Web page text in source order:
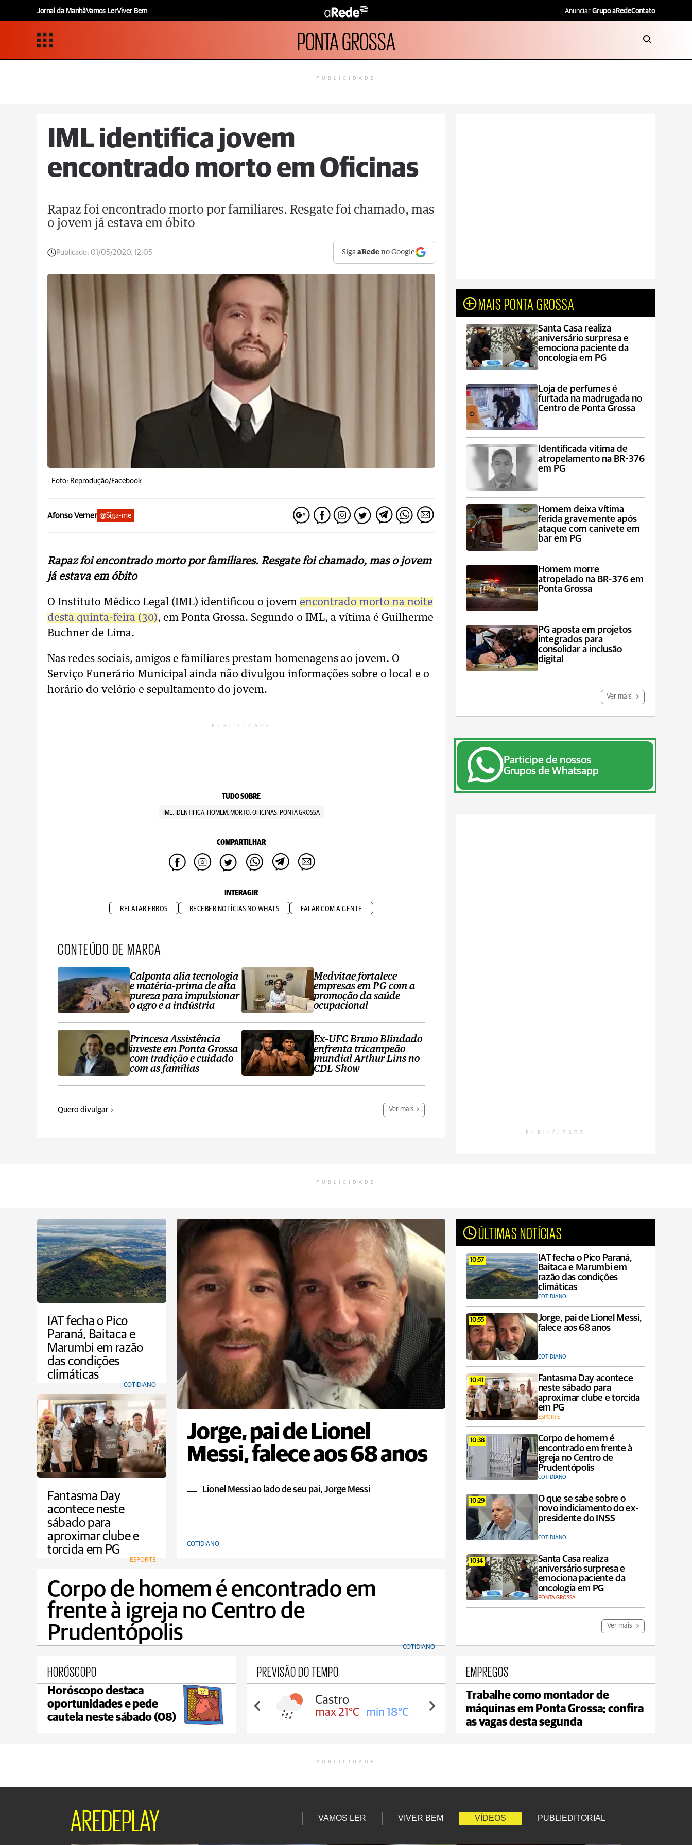
Jornal da ManhãVamos LerViver Bem Anunciar Grupo aRedeContato
PONTA GROSSA
PUBLICIDADE
IML identifica jovem
encontrado morto em Oficinas
Rapaz foi encontrado morto por familiares. Resgate foi chamado, mas
o jovem já estava em óbito
Publicado: 01/05/2020, 12:05 SigaaRede no Google
- Foto: Reprodução/Facebook
Afonso Verner @Siga-me
Rapaz foi encontrado morto por familiares. Resgate foi chamado, mas o jovem
já estava em óbito
O Instituto Médico Legal (IML) identificou o jovem encontrado morto na noite
desta quinta-feira (30), em Ponta Grossa. Segundo o IML, a vítima é Guilherme
Buchner de Lima.
Nas redes sociais, amigos e familiares prestam homenagens ao jovem. O
Serviço Funerário Municipal ainda não divulgou informações sobre o local e o
horário do velório e sepultamento do jovem.
PUBLICIDADE
TUDO SOBRE
IML, IDENTIFICA, HOMEM, MORTO, OFICINAS, PONTA GROSSA
COMPARTILHAR
INTERAGIR
RELATAR ERROS RECEBER NOTÍCIAS NO WHATS FALAR COM A GENTE
CONTEÚDO DE MARCA
Calponta alia tecnologia
e matéria-prima de alta
pureza para impulsionar
o agro e a indústria
Princesa Assistência
investe em Ponta Grossa
com tradição e cuidado
com as famílias
Medvitae fortalece
empresas em PG com a
promoção da saúde
ocupacional
Ex-UFC Bruno Blindado
enfrenta tricampeão
mundial Arthur Lins no
CDL Show
Quero divulgar Ver mais
MAIS PONTA GROSSA
Santa Casa realiza
aniversário surpresa e
emociona paciente da
oncologia em PG
Loja de perfumes é
furtada na madrugada no
Centro de Ponta Grossa
Identificada vítima de
atropelamento na BR-376
em PG
Homem deixa vítima
ferida gravemente após
ataque com canivete em
bar em PG
Homem morre
atropelado na BR-376 em
Ponta Grossa
PG aposta em projetos
integrados para
consolidar a inclusão
digital
Ver mais
Participe de nossos
Grupos de Whatsapp
PUBLICIDADE
PUBLICIDADE
IAT fecha o Pico
Paraná, Baitaca e
Marumbi em razão
das condições
climáticas
COTIDIANO
Jorge, pai de Lionel
Messi, falece aos 68 anos
Lionel Messi ao lado de seu pai, Jorge Messi
COTIDIANO
ÚLTIMAS NOTÍCIAS
10:57
IAT fecha o Pico Paraná,
Baitaca e Marumbi em
razão das condições
climáticas
COTIDIANO
10:55
Jorge, pai de Lionel Messi,
falece aos 68 anos
COTIDIANO
10:41
Fantasma Day acontece
neste sábado para
aproximar clube e torcida
em PG
ESPORTE
10:38
Corpo de homem é
encontrado em frente à
igreja no Centro de
Prudentópolis
COTIDIANO
10:29
O que se sabe sobre o
novo indiciamento do ex-
presidente do INSS
COTIDIANO
10:14
Santa Casa realiza
aniversário surpresa e
emociona paciente da
oncologia em PG
PONTA GROSSA
Ver mais
Fantasma Day
acontece neste
sábado para
aproximar clube e
torcida em PG
ESPORTE
Corpo de homem é encontrado em
frente à igreja no Centro de
Prudentópolis
COTIDIANO
HORÓSCOPO
Horóscopo destaca
oportunidades e pede
cautela neste sábado (08)
PREVISÃO DO TEMPO
Castro
max 21°C min 18°C
Carambeí
max 20°C min 18°C
Jaguariaíva
max 20°C min 18°C
EMPREGOS
Trabalhe como montador de
máquinas em Ponta Grossa; confira
as vagas desta segunda
PUBLICIDADE
AREDEPLAY VAMOS LER VIVER BEM VÍDEOS PUBLIEDITORIAL